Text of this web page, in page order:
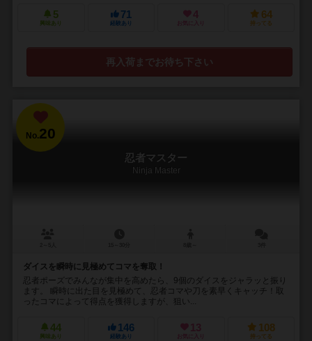
5
興味あり
71
経験あり
4
お気に入り
64
持ってる
再入荷までお待ち下さい
No.20
忍者マスター
Ninja Master
ダイスを瞬時に見極めてコマを奪取！
忍者ポーズでみんなが集中を高めたら、9個のダイスをジャラッと振り
ます。 瞬時に出た目を見極めて、忍者コマや刀を素早くキャッチ！取
ったコマによって得点を獲得しますが、狙い...
44
興味あり
146
経験あり
13
お気に入り
108
持ってる